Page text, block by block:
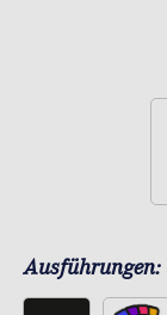
Ausführungen: